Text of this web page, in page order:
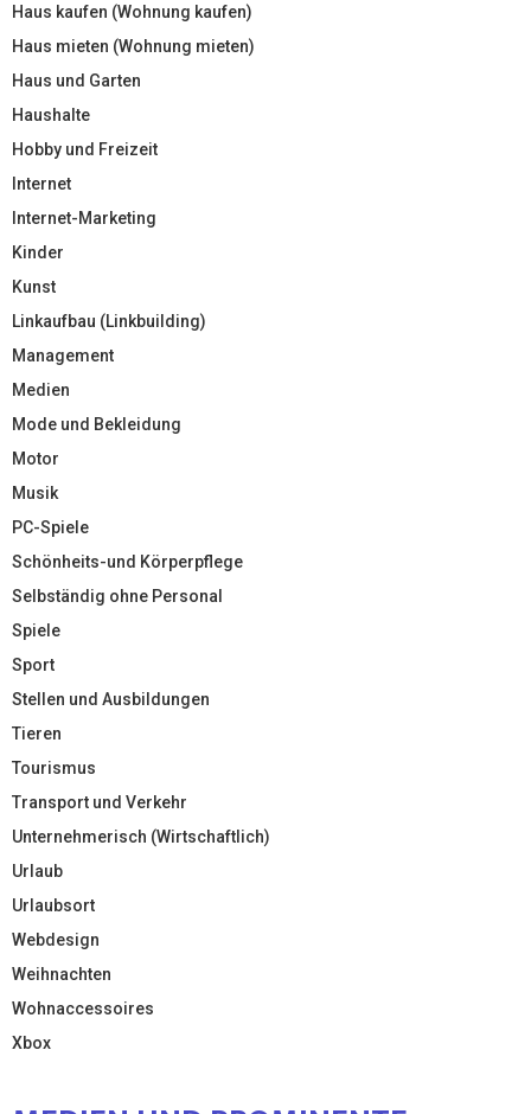
Haus kaufen (Wohnung kaufen)
Haus mieten (Wohnung mieten)
Haus und Garten
Haushalte
Hobby und Freizeit
Internet
Internet-Marketing
Kinder
Kunst
Linkaufbau (Linkbuilding)
Management
Medien
Mode und Bekleidung
Motor
Musik
PC-Spiele
Schönheits-und Körperpflege
Selbständig ohne Personal
Spiele
Sport
Stellen und Ausbildungen
Tieren
Tourismus
Transport und Verkehr
Unternehmerisch (Wirtschaftlich)
Urlaub
Urlaubsort
Webdesign
Weihnachten
Wohnaccessoires
Xbox